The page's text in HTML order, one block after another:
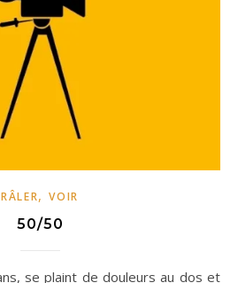
RÂLER,VOIR
50/50